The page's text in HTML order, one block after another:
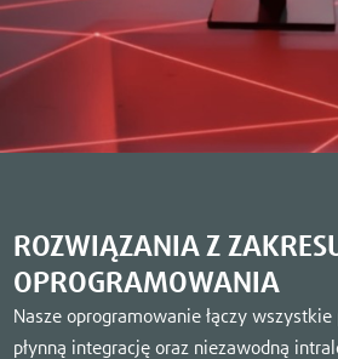
ROZWIĄZANIA Z
OPROGRAMOWANIA
Nasze oprogramowanie łączy
płynną integrację oraz niezawodną